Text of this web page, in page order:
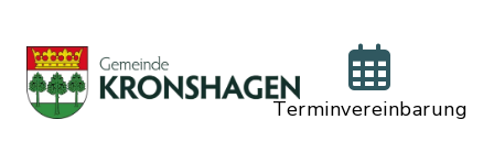
Terminvereinbarung